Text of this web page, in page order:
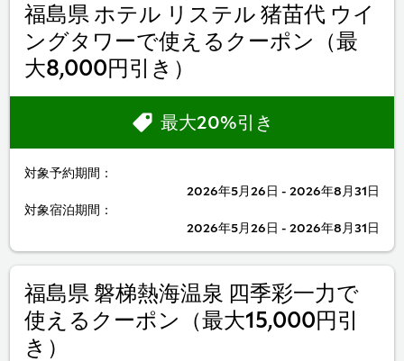
対象予約期間：
2026年5月26日 - 2026年8月31日
対象宿泊期間：
2026年5月26日 - 2026年8月31日
最大20%引き
福島県 ホテル リステル 猪苗代 ウイ
ングタワーで使えるクーポン（最
大8,000円引き）
福島県 磐梯熱海温泉 四季彩一力で
使えるクーポン（最大15,000円引
き）